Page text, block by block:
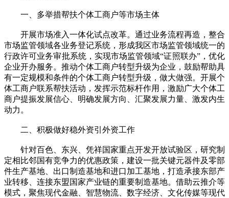
一、多举措帮扶个体工商户等市场主体
开展市场准入一体化试点改革。通过业务流程再造，整合
市场监管领域各业务登记系统，形成我区市场监管领域统一的
行政许可业务审批系统，实现市场监管领域“证照联办”，优化
企业开办服务。推动个体工商户转型升级为企业，鼓励帮助具
有一定规模和条件的个体工商户转型升级，做大做强。开展个
体工商户联系帮扶活动，发挥示范标杆作用，激励广大个体工
商户提振发展信心、明确发展方向、汇聚发展力量、激发内生
动力。
二、积极做好稳外资引外资工作
针对百色、东兴、凭祥国家重点开发开放试验区，研究制
定相比邻国有竞争力的优惠政策，建设一批关键元器件及零部
件生产基地、出口制造基地和进口加工基地，打造承接东部产
业转移、连接东盟国家产业链的重要制造基地。借助云推介等
模式，聚焦现代金融、智慧物流、数字经济、文化传媒等现代